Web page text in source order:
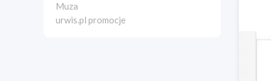
Muza
urwis.pl promocje